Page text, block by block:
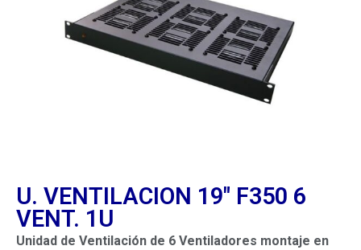
U. VENTILACION 19″ F350 6
VENT. 1U
Unidad de Ventilación de 6 Ventiladores montaje en